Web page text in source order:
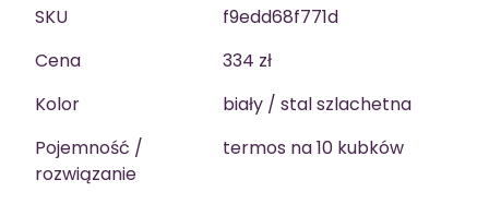
SKU
f9edd68f771d
Cena
334 zł
Kolor
biały / stal szlachetna
Pojemność /
rozwiązanie
termos na 10 kubków